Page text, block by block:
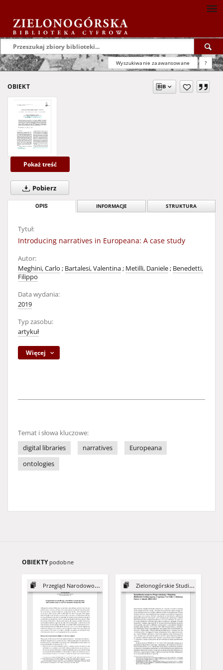
Wyszukiwanie zaawansowane ?
OBIEKT
Pokaż treść
Pobierz
OPIS INFORMACJE STRUKTURA
Tytuł:
Introducing narratives in Europeana: A case study
Autor:
Meghini, Carlo ; Bartalesi, Valentina; Metilli, Daniele; Benedetti,
Filippo
Data wydania:
2019
Typ zasobu:
artykuł
Więcej
Temat i słowa kluczowe:
digital libraries
narratives
Europeana
ontologies
OBIEKTY podobne
Przegląd Narodowościowy, 12 Zielonogórskie Studia Bibliotekoznawcze, z. 6